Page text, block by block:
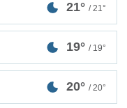
21° / 21°
19° / 19°
20° / 20°